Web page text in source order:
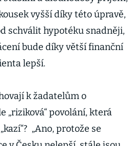
vyšší díky této úpravě,
schválit hypotéku snadněji,
bude díky větší finanční
lepší.
k žadatelům o
„riziková“ povolání, která
„Ano, protože se